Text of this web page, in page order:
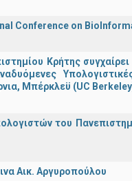
Conference on
Κρήτης
Μπέρκλεϋ (UC
του
Αικ. Αργυροπούλου